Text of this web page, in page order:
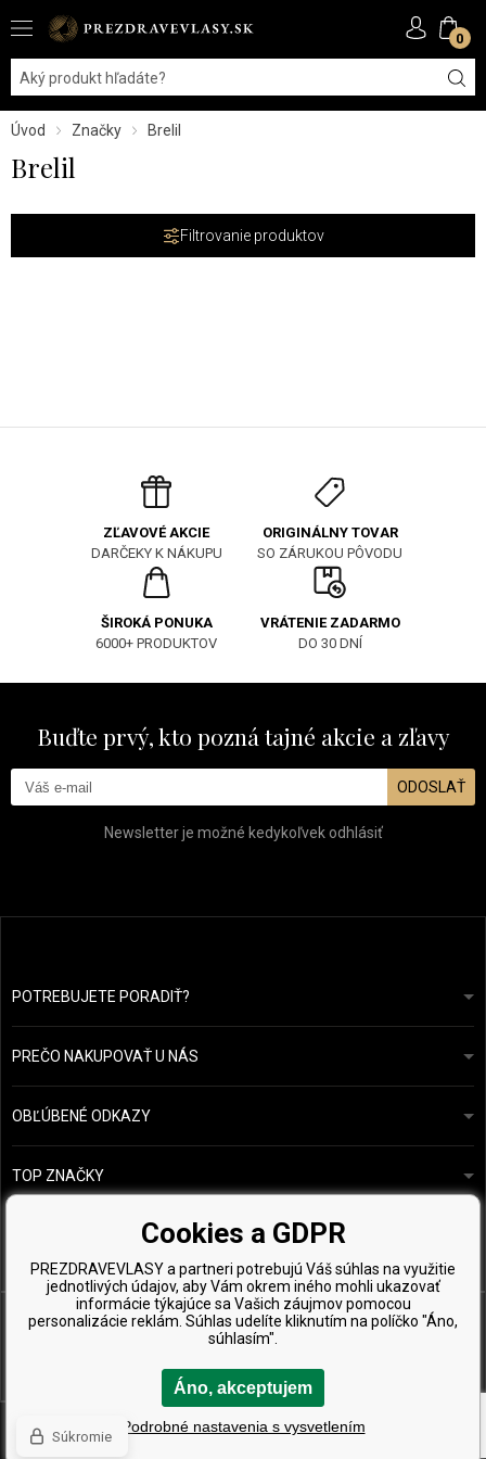
0
Úvod Značky Brelil
Brelil
Filtrovanie produktov
ZĽAVOVÉ AKCIE
DARČEKY K NÁKUPU
ORIGINÁLNY TOVAR
SO ZÁRUKOU PÔVODU
ŠIROKÁ PONUKA
6000+ PRODUKTOV
VRÁTENIE ZADARMO
DO 30 DNÍ
Buďte prvý, kto pozná tajné akcie a zľavy
ODOSLAŤ
Newsletter je možné kedykoľvek odhlásiť
POTREBUJETE PORADIŤ?info@prozdravevlasy.cz
Odpovieme do 24 hodín.
PREČO NAKUPOVAŤ U NÁS
Obchodní podmínky
Ochrana osobních údajů
Přehled plateb a dopravy
OBĽÚBENÉ ODKAZY
Náš příběh
Vzorky zdarma
TOP ZNAČKY
Kérastase
Wella Professionals
Zenz Organic
Copyright © 2026 PreZdravéVlasy.sk, Všetky práva vyhradené
Cookies a GDPR
PREZDRAVEVLASY a partneri potrebujú Váš súhlas na využitie
jednotlivých údajov, aby Vám okrem iného mohli ukazovať
informácie týkajúce sa Vašich záujmov pomocou
personalizácie reklám. Súhlas udelíte kliknutím na políčko "Áno,
súhlasím".
Áno, akceptujem
Podrobné nastavenia s vysvetlením
Súkromie